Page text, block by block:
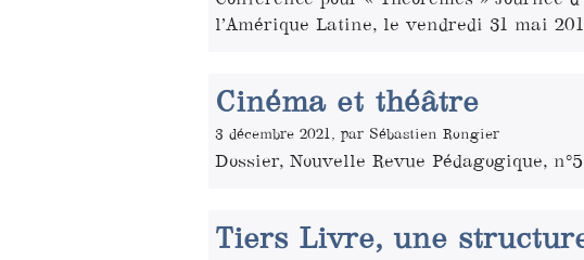
l’Amérique Latine, le vendredi 31 mai
Cinéma et théâtre
3 décembre 2021, par Sébastien Rongier
Dossier, Nouvelle Revue Pédagogique,
Tiers Livre, une